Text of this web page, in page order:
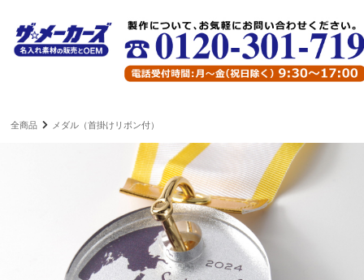
全商品 メダル（首掛けリボン付）